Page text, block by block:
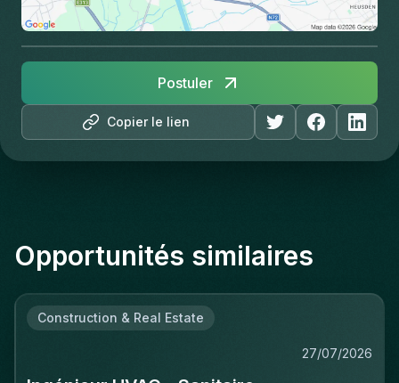
Copier le lien
Postuler
Opportunités similaires
Construction & Real Estate
27/07/2026